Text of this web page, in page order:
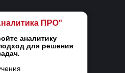
аналитику
для решения
ПРО"